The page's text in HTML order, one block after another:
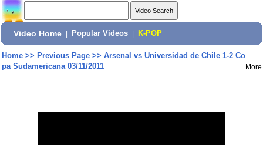
Video Home Popular Videos K-POP
Home>> Previous Page>> Arsenal vs Universidad de Chile 1-2 Co
pa Sudamericana 03/11/2011
More